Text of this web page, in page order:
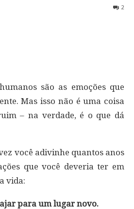
2
são as emoções que
Mas isso não é uma coisa
– na verdade, é o que dá
você adivinhe quantos anos
que você deveria ter em
vida:
para um lugar novo.